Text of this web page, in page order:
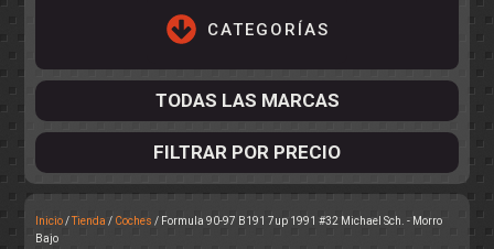
CATEGORÍAS
TODAS LAS MARCAS
FILTRAR POR PRECIO
Inicio/Tienda / Coches / Formula 90-97 B191 7up 1991 #32 Michael Sch. - Morro
Bajo